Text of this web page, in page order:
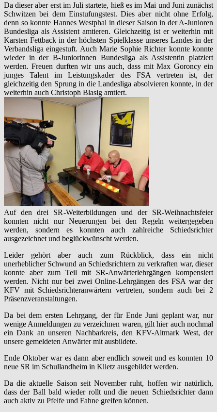
Da dieser aber erst im Juli startete, hieß es im Mai und Juni zunächst
Schwitzen bei dem Einstufungstest. Dies aber nicht ohne Erfolg,
denn so konnte Hannes Westphal in dieser Saison in der A-Junioren
Bundesliga als Assistent amtieren. Gleichzeitig ist er weiterhin mit
Karsten Fettback in der höchsten Spielklasse unseres Landes in der
Verbandsliga eingestuft. Auch Marie Sophie Richter konnte konnte
wieder in der B-Juniorinnen Bundesliga als Assistentin platziert
werden. Freuen durften wir uns auch, dass mit Max Goroncy ein
junges Talent im Leistungskader des FSA vertreten ist, der
gleichzeitig den Sprung in die Landesliga absolvieren konnte, in der
weiterhin auch Christoph Blasig amtiert.
Auf den drei SR-Weiterbildungen und der SR-Weihnachtsfeier
konnten nicht nur Neuerungen bei den Regeln weitergegeben
werden, sondern es konnten auch zahlreiche Schiedsrichter
ausgezeichnet und beglückwünscht werden.
Leider gehört aber auch zum Rückblick, dass ein nicht
unerheblicher Schwund an Schiedsrichtern zu verkraften war, dieser
konnte aber zum Teil mit SR-Anwärterlehrgängen kompensiert
werden. Nicht nur bei zwei Online-Lehrgängen des FSA war der
KFV mit Schiedsrichteranwärtern vertreten, sondern auch bei 2
Präsenzveranstaltungen.
Da bei dem ersten Lehrgang, der für Ende Juni geplant war, nur
wenige Anmeldungen zu verzeichnen waren, gilt hier auch nochmal
ein Dank an unseren Nachbarkreis, den KFV-Altmark West, der
unsere gemeldeten Anwärter mit ausbildete.
Ende Oktober war es dann aber endlich soweit und es konnten 10
neue SR im Schullandheim in Klietz ausgebildet werden.
Da die aktuelle Saison seit November ruht, hoffen wir natürlich,
dass der Ball bald wieder rollt und die neuen Schiedsrichter dann
auch aktiv zu Pfeife und Fahne greifen können.